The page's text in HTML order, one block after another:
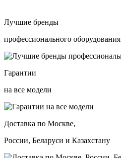
Лучшие бренды
профессионального оборудования
Гарантии
на все модели
Доставка по Москве,
России, Беларуси и Казахстану